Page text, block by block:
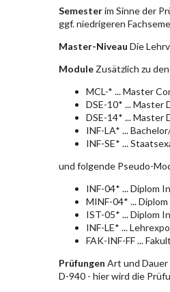
Semesterim Sinne der
ggf. niedrigeren
Master-Niveau Die
ModuleZusätzlich zu
MCL-* ... Master
DSE-10* ... Master
DSE-14* ... Master
INF-LA* ...
INF-SE* ...
und folgende Pseudo-
INF-04* ... Diplom
MINF-04* ...
IST-05* ... Diplom
INF-LE* ...
FAK-INF-FF ...
Prüfungen Art und
D-940 - hier wird die